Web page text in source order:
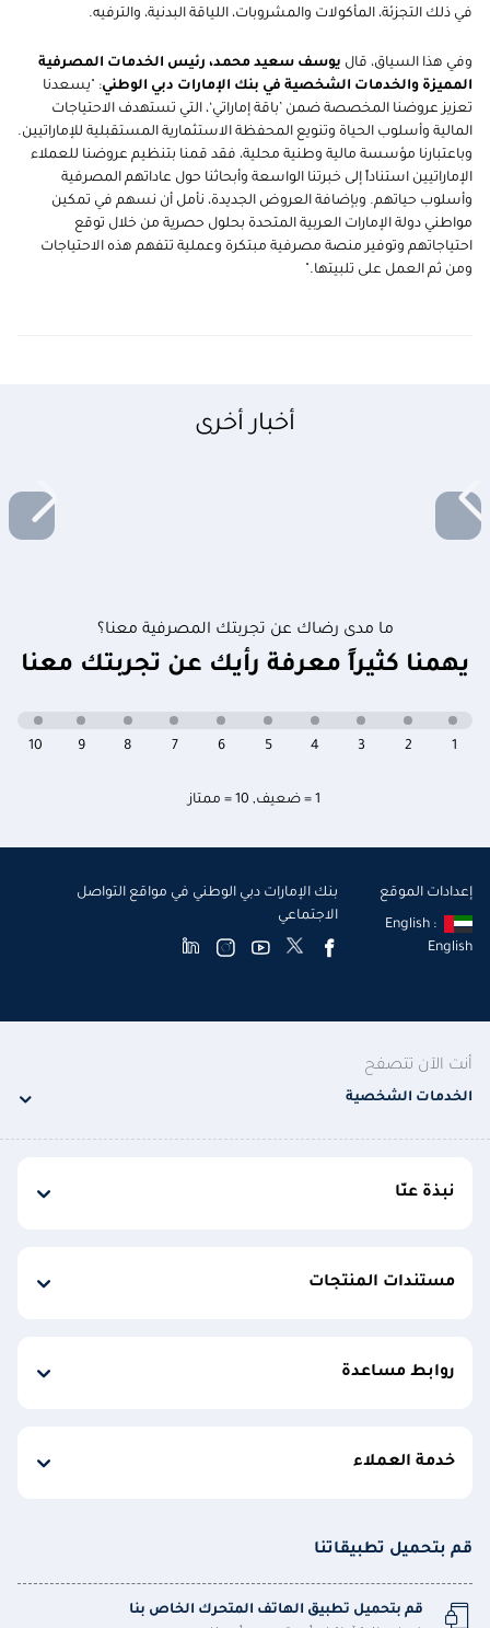
في ذلك التجزئة، المأكولات والمشروبات، اللياقة البدنية، والترفيه.
وفي هذا السياق، قال يوسف سعيد محمد، رئيس الخدمات المصرفية
المميزة والخدمات الشخصية في بنك الإمارات دبي الوطني: "يسعدنا
تعزيز عروضنا المخصصة ضمن ’باقة إماراتي‘، التي تستهدف الاحتياجات
المالية وأسلوب الحياة وتنويع المحفظة الاستثمارية المستقبلية للإماراتيين.
وباعتبارنا مؤسسة مالية وطنية محلية، فقد قمنا بتنظيم عروضنا للعملاء
الإماراتيين استناداً إلى خبرتنا الواسعة وأبحاثنا حول عاداتهم المصرفية
وأسلوب حياتهم. وبإضافة العروض الجديدة، نأمل أن نسهم في تمكين
مواطني دولة الإمارات العربية المتحدة بحلول حصرية من خلال توقع
احتياجاتهم وتوفير منصة مصرفية مبتكرة وعملية تتفهم هذه الاحتياجات
ومن ثم العمل على تلبيتها."
أخبار أخرى
ما مدى رضاك عن تجربتك المصرفية معنا؟
يهمنا كثيراً معرفة رأيك عن تجربتك معنا
1 = ضعيف , 10 = ممتاز
10 9 8 7 6 5 4 3 2 1
إعدادات الموقع
English :
English
بنك الإمارات دبي الوطني في مواقع التواصل
الاجتماعي
أنت الآن تتصفح
الخدمات الشخصية
نبذة عنّا
مستندات المنتجات
روابط مساعدة
خدمة العملاء
قم بتحميل تطبيقاتنا
قم بتحميل تطبيق الهاتف المتحرك الخاص بنا